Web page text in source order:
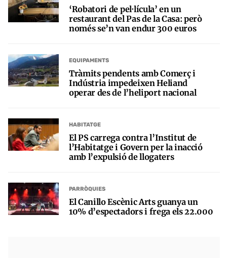
‘Robatori de pel·lícula’ en un
restaurant del Pas de la Casa: però
només se’n van endur 300 euros
EQUIPAMENTS
Tràmits pendents amb Comerç i
Indústria impedeixen Heliand
operar des de l’heliport nacional
HABITATGE
El PS carrega contra l’Institut de
l’Habitatge i Govern per la inacció
amb l’expulsió de llogaters
PARRÒQUIES
El Canillo Escènic Arts guanya un
10% d’espectadors i frega els 22.000